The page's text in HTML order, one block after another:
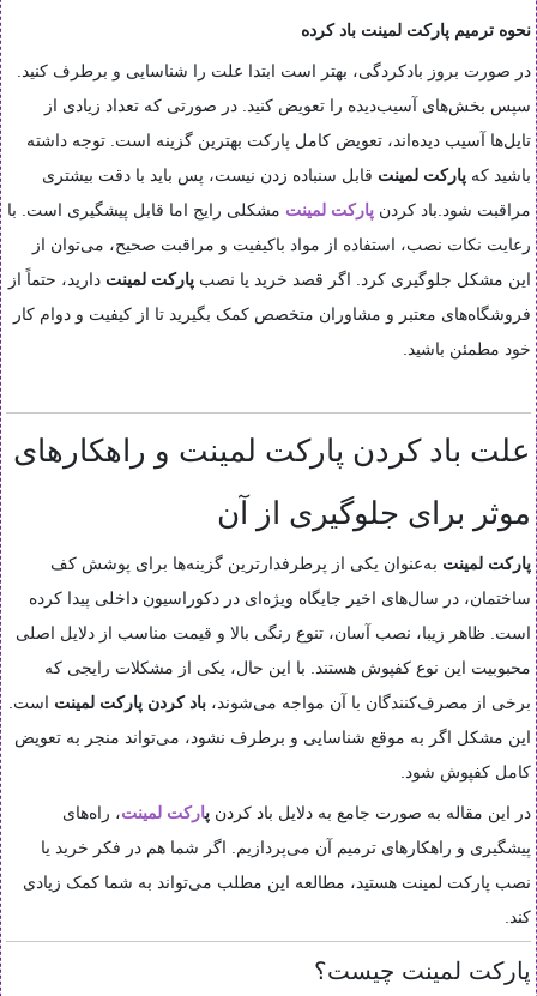
نحوه ترمیم پارکت لمینت باد کرده
در صورت بروز بادکردگی، بهتر است ابتدا علت را شناسایی و برطرف کنید.
سپس بخش‌های آسیب‌دیده را تعویض کنید. در صورتی که تعداد زیادی از
تایل‌ها آسیب دیده‌اند، تعویض کامل پارکت بهترین گزینه است. توجه داشته
باشید که پارکت لمینت قابل سنباده زدن نیست، پس باید با دقت بیشتری
مراقبت شود.باد کردن پارکت لمینت مشکلی رایج اما قابل پیشگیری است. با
رعایت نکات نصب، استفاده از مواد باکیفیت و مراقبت صحیح، می‌توان از
این مشکل جلوگیری کرد. اگر قصد خرید یا نصب پارکت لمینت دارید، حتماً از
فروشگاه‌های معتبر و مشاوران متخصص کمک بگیرید تا از کیفیت و دوام کار
خود مطمئن باشید.
علت باد کردن پارکت لمینت و راهکارهای
موثر برای جلوگیری از آن
پارکت لمینت به‌عنوان یکی از پرطرفدارترین گزینه‌ها برای پوشش کف
ساختمان، در سال‌های اخیر جایگاه ویژه‌ای در دکوراسیون داخلی پیدا کرده
است. ظاهر زیبا، نصب آسان، تنوع رنگی بالا و قیمت مناسب از دلایل اصلی
محبوبیت این نوع کفپوش هستند. با این حال، یکی از مشکلات رایجی که
برخی از مصرف‌کنندگان با آن مواجه می‌شوند، باد کردن پارکت لمینت است.
این مشکل اگر به موقع شناسایی و برطرف نشود، می‌تواند منجر به تعویض
کامل کفپوش شود.
در این مقاله به صورت جامع به دلایل باد کردن پارکت لمینت، راه‌های
پیشگیری و راهکارهای ترمیم آن می‌پردازیم. اگر شما هم در فکر خرید یا
نصب پارکت لمینت هستید، مطالعه این مطلب می‌تواند به شما کمک زیادی
کند.
پارکت لمینت چیست؟